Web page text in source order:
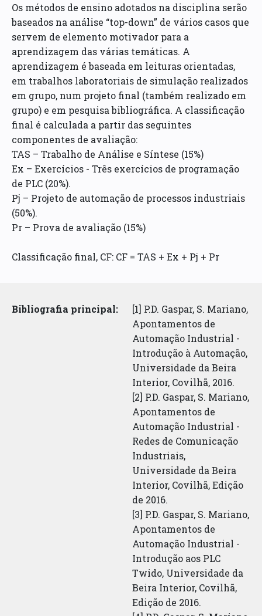
Os métodos de ensino adotados na disciplina serão
baseados na análise “top-down” de vários casos que
servem de elemento motivador para a
aprendizagem das várias temáticas. A
aprendizagem é baseada em leituras orientadas,
em trabalhos laboratoriais de simulação realizados
em grupo, num projeto final (também realizado em
grupo) e em pesquisa bibliográfica. A classificação
final é calculada a partir das seguintes
componentes de avaliação:
TAS – Trabalho de Análise e Síntese (15%)
Ex – Exercícios - Três exercícios de programação
de PLC (20%).
Pj – Projeto de automação de processos industriais
(50%).
Pr – Prova de avaliação (15%)
Classificação final, CF: CF = TAS + Ex + Pj + Pr
Bibliografia principal:
[1] P.D. Gaspar, S. Mariano,
Apontamentos de
Automação Industrial -
Introdução à Automação,
Universidade da Beira
Interior, Covilhã, 2016.
[2] P.D. Gaspar, S. Mariano,
Apontamentos de
Automação Industrial -
Redes de Comunicação
Industriais,
Universidade da Beira
Interior, Covilhã, Edição
de 2016.
[3] P.D. Gaspar, S. Mariano,
Apontamentos de
Automação Industrial -
Introdução aos PLC
Twido, Universidade da
Beira Interior, Covilhã,
Edição de 2016.